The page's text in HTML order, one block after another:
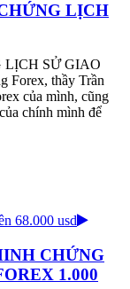
LỊCH
SỬ GIAO
Forex, thầy Trần
của mình, cũng
chính mình để
CHỨNG
1.000